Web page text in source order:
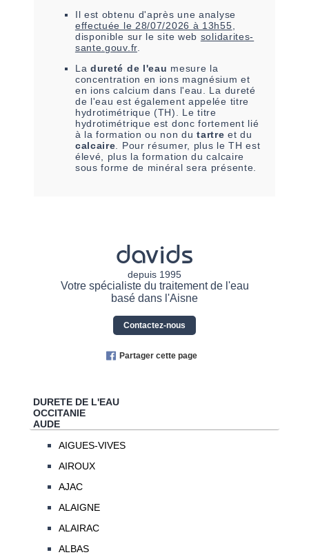
Il est obtenu d'après une analyse
effectuée le 28/07/2026 à 13h55
disponible sur le site web solidarites-
sante.gouv.fr.
La dureté de l'eau mesure la
concentration en ions magnésium et
en ions calcium dans l'eau. La dureté
de l'eau est également appelée titre
hydrotimétrique (TH). Le titre
hydrotimétrique est donc fortement lié
à la formation ou non dutartre et du
calcaire . Pour résumer, plus le TH est
élevé, plus la formation du calcaire
sous forme de minéral sera présente.
davids
depuis 1995
Votre spécialiste du traitement de l'eau
basé dans l'Aisne
Contactez-nous
Partager cette page
DURETE DE L'EAU
OCCITANIE
AUDE
AIGUES-VIVES
AIROUX
AJAC
ALAIGNE
ALAIRAC
ALBAS